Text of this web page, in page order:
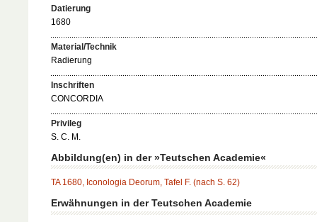
Datierung
1680
Material/Technik
Radierung
Inschriften
CONCORDIA
Privileg
S. C. M.
Abbildung(en) in der »Teutschen Academie«
TA 1680, Iconologia Deorum, Tafel F. (nach S. 62)
Erwähnungen in der Teutschen Academie